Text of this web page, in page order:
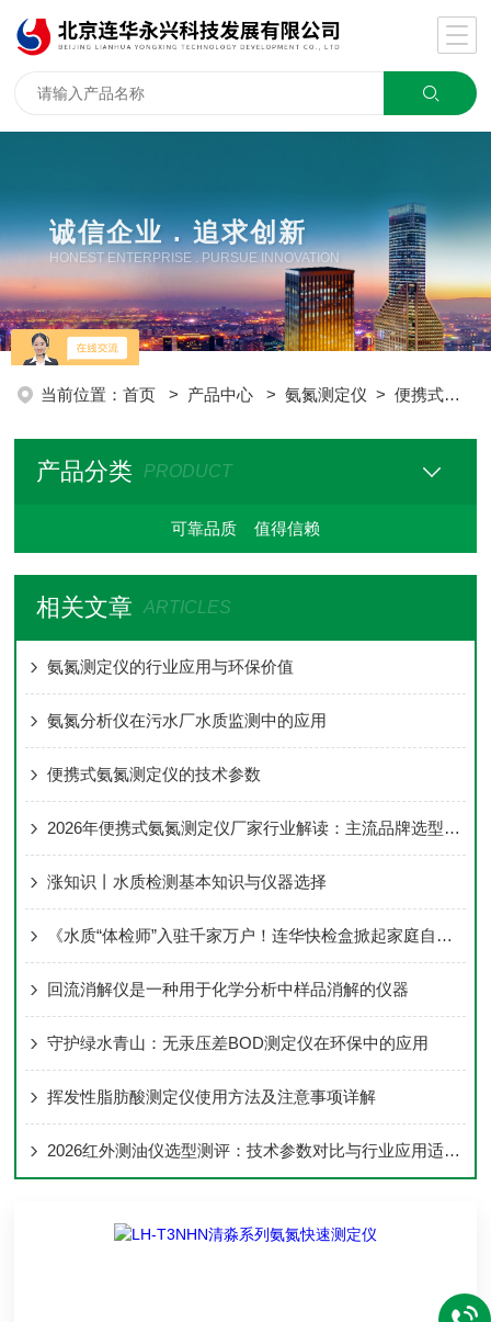
诚信企业 . 追求创新
HONEST ENTERPRISE . PURSUE INNOVATION
当前位置：首页 > 产品中心 >氨氮测定仪 >便携式氨氮测定仪
产品分类 PRODUCT
可靠品质 值得信赖
相关文章 ARTICLES
氨氮测定仪的行业应用与环保价值
氨氮分析仪在污水厂水质监测中的应用
便携式氨氮测定仪的技术参数
2026年便携式氨氮测定仪厂家行业解读：主流品牌选型参考与场景适配分析
涨知识丨水质检测基本知识与仪器选择
《水质“体检师”入驻千家万户！连华快检盒掀起家庭自测新潮流》​
回流消解仪是一种用于化学分析中样品消解的仪器
守护绿水青山：无汞压差BOD测定仪在环保中的应用
挥发性脂肪酸测定仪使用方法及注意事项详解
2026红外测油仪选型测评：技术参数对比与行业应用适配分析